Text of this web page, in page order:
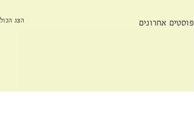
פוסטים אחרונים הצג הכול